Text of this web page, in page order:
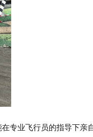
专业飞行员的指导下亲